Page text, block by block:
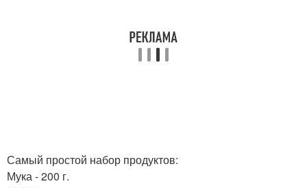
Самый простой набор продуктов:
Мука - 200 г.